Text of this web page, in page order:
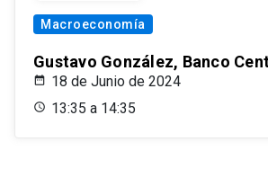
Macroeconomía
Gustavo González, Banco
18 de Junio de 2024
13:35 a 14:35